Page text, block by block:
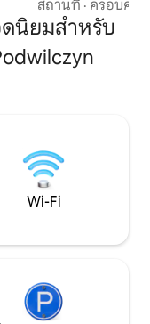
ไว้
น
ง
อุทยานแห่งชาติ
ชายหาดใน
ด้านการอนุรักษ์ธ
ที่สุดสำหรับสุนัขตั้
สถานที่ · ครอบครัว
นิยมสำหรับ
Wi-Fi